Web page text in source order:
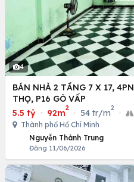
4
BÁN NHÀ 2 TẦNG 7 X 17,
THỌ, P16 GÒ VẤP
5.5 tỷ · 92m
2
· 54 tr/m
2
·
Thành phố Hồ Chí Minh
Nguyễn Thành Trung
Đăng 11/06/2026